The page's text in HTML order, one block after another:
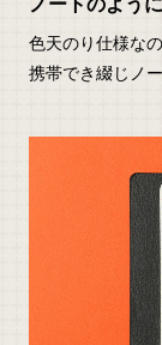
ノートのよう
色天のり仕様な
携帯でき綴じノ